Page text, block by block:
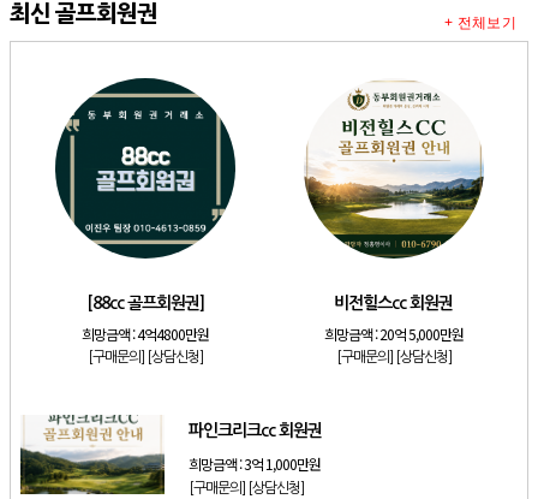
[리조트]소노호텔앤리조트 골드 회원제 무기명
소노호텔앤리조트 스위트 등기 무기명
[리조트]소노호텔앤리조트 스위트 등기 기명
[리조트] 소노호텔앤리조트 이그제큐티브 무기명 회원제
아시아나cc 회원권
발리오스cc 회원권 종류
비전힐스cc 회원권
파인크리크cc 회원권
최신 골프회원권
[88cc 골프회원권]
희망금액 :4억4800만원
[구매문의] [상담신청]
비전힐스cc 회원권
희망금액 :20억 5,000만원
[구매문의] [상담신청]
파인크리크cc 회원권
희망금액 :3억 1,000만원
[구매문의] [상담신청]
+ 전체보기